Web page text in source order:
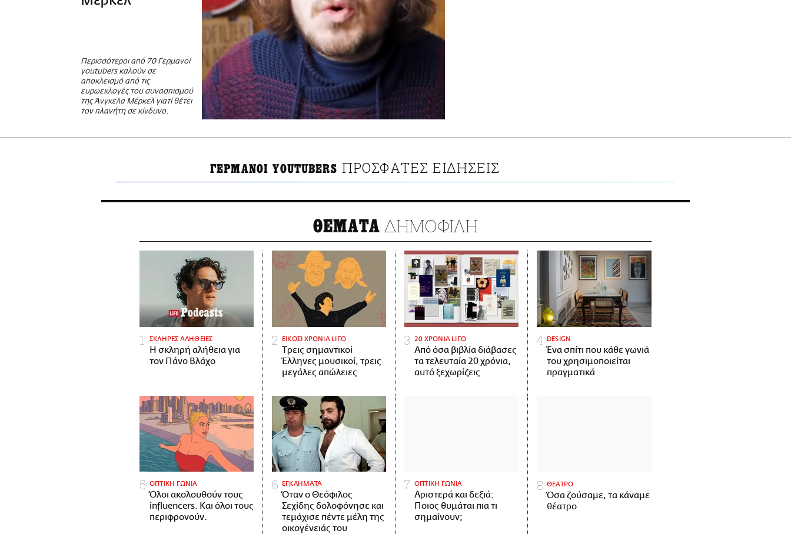
Περισσότεροι από 70 Γερμανοί
youtubers καλούν σε
αποκλεισμό από τις
ευρωεκλογές του συνασπισμού
της Άνγκελα Μέρκελ γιατί θέτει
τον πλανήτη σε κίνδυνο.
ΓΕΡΜΑΝΟΙ YOUTUBERS ΠΡΟΣΦΑΤΕΣ ΕΙΔΗΣΕΙΣ
ΘΕΜΑΤΑ ΔΗΜΟΦΙΛΗ
ΣΚΛΗΡΕΣ ΑΛΗΘΕΙΕΣ
H σκληρή αλήθεια για
τον Πάνο Βλάχο
ΕΙΚΟΣΙ ΧΡΟΝΙΑ LIFO
Tρεις σημαντικοί
Έλληνες μουσικοί, τρεις
μεγάλες απώλειες
20 ΧΡΟΝΙΑ LIFO
Από όσα βιβλία διάβασες
τα τελευταία 20 χρόνια,
αυτό ξεχωρίζεις
DESIGN
Ένα σπίτι που κάθε γωνιά
του χρησιμοποιείται
πραγματικά
ΟΠΤΙΚΗ ΓΩΝΙΑ
Όλοι ακολουθούν τους
influencers. Και όλοι τους
περιφρονούν.
ΕΓΚΛΗΜΑΤΑ
Όταν ο Θεόφιλος
Σεχίδης δολοφόνησε και
τεμάχισε πέντε μέλη της
οικογένειάς του
ΟΠΤΙΚΗ ΓΩΝΙΑ
Αριστερά και δεξιά:
Ποιος θυμάται πια τι
σημαίνουν;
ΘΕΑΤΡΟ
Όσα ζούσαμε, τα κάναμε
θέατρο